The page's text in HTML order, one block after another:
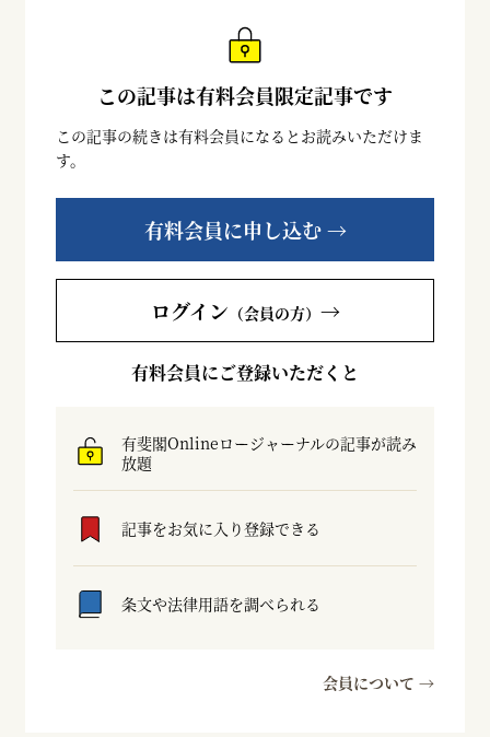
この記事は有料会員限定記事です
この記事の続きは有料会員になるとお読みいただけま
す。
有料会員に申し込む →
ログイン （会員の方） →
有料会員にご登録いただくと
有斐閣Onlineロージャーナルの記事が読み
放題
記事をお気に入り登録できる
条文や法律用語を調べられる
会員について →